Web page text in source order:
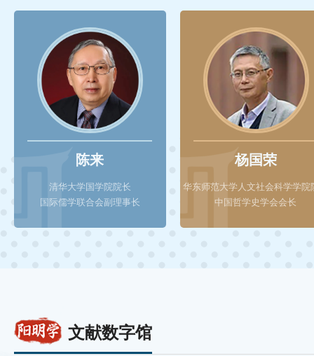
陈来
清华大学国学院院长
国际儒学联合会副理事长
杨国荣
华东师范大学人文社会科学学院
中国哲学史学会会长
文献数字馆